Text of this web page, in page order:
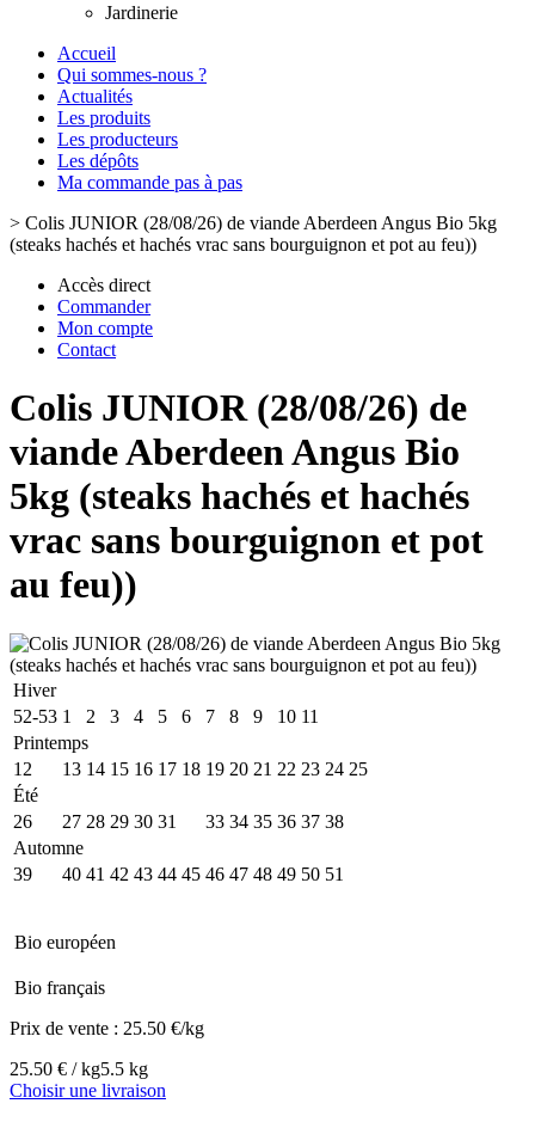
Jardinerie
Accueil
Qui sommes-nous ?
Actualités
Les produits
Les producteurs
Les dépôts
Ma commande pas à pas
> Colis JUNIOR (28/08/26) de viande Aberdeen Angus Bio 5kg
(steaks hachés et hachés vrac sans bourguignon et pot au feu))
Accès direct
Commander
Mon compte
Contact
Colis JUNIOR (28/08/26) de
viande Aberdeen Angus Bio
5kg (steaks hachés et hachés
vrac sans bourguignon et pot
au feu))
Hiver
52-53 1 2 3 4 5 6 7 8 9 10 11
Printemps
12
13 14 15 16 17 18 19 20 21 22 23 24 25
Été
26
27 28 29 30 31 33 34 35 36 37 38
Automne
39
40 41 42 43 44 45 46 47 48 49 50 51
Bio européen
Bio français
Prix de vente : 25.50 €/kg
25.50 € / kg5.5 kg
Choisir une livraison